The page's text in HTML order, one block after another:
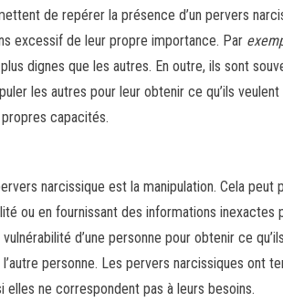
de repérer la présence d’un pervers
excessif de leur propre importance. Par
dignes que les autres. En outre, ils sont
les autres pour leur obtenir ce qu’ils
capacités.
narcissique est la manipulation. Cela
ou en fournissant des informations inexactes
d’une personne pour obtenir ce
personne. Les pervers narcissiques ont
ne correspondent pas à leurs besoins.